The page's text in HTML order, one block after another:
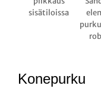
sisätiloissa
Konepurku